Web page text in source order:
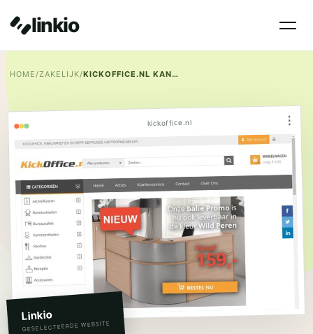
linkio
HOME/ZAKELIJK/ KICKOFFICE.NL KANTOORMEUBELEN
kickoffice.nl ⋮
Linkio
GESELECTEERDE WEBSITE